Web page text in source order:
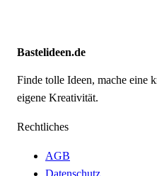
Bastelideen.de
Finde tolle Ideen, mache eine
eigene Kreativität.
Rechtliches
AGB
Datenschutz